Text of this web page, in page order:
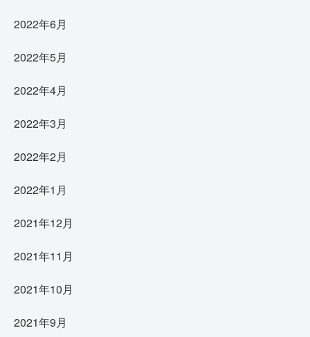
2022年6月
2022年5月
2022年4月
2022年3月
2022年2月
2022年1月
2021年12月
2021年11月
2021年10月
2021年9月